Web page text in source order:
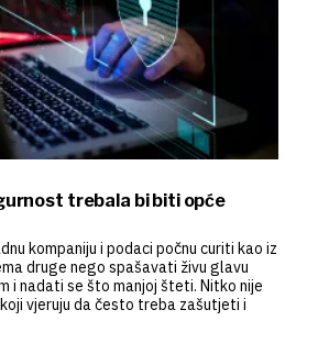
trebala bi biti opće
kompaniju i podaci počnu curiti kao iz
druge nego spašavati živu glavu
i nadati se što manjoj šteti. Nitko nije
vjeruju da često treba zašutjeti i